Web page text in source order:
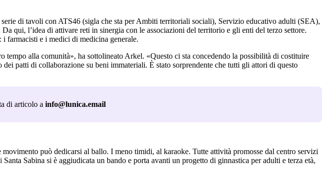
di tavoli con ATS46 (sigla che sta per Ambiti territoriali sociali), Servizio educativo adulti (SEA),
qui, l’idea di attivare reti in sinergia con le associazioni del territorio e gli enti del terzo settore.
farmacisti e i medici di medicina generale.
alla comunità», ha sottolineato Arkel. «Questo ci sta concedendo la possibilità di costituire
patti di collaborazione su beni immateriali. È stato sorprendente che tutti gli attori di questo
di articolo a info@lunica.email
può dedicarsi al ballo. I meno timidi, al karaoke. Tutte attività promosse dal centro servizi
Sabina si è aggiudicata un bando e porta avanti un progetto di ginnastica per adulti e terza età,